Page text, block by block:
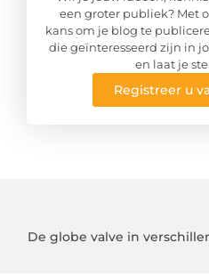
een groter publiek? Met
kans om je blog te
die geïnteresseerd zijn in
en laat je
Registreer u
De globe valve in